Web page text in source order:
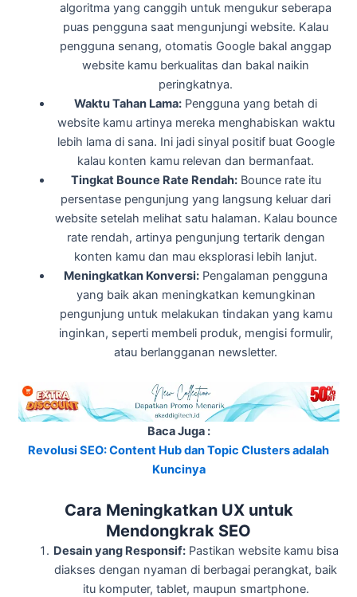
algoritma yang canggih untuk mengukur seberapa
puas pengguna saat mengunjungi website. Kalau
pengguna senang, otomatis Google bakal anggap
website kamu berkualitas dan bakal naikin
peringkatnya.
Waktu Tahan Lama: Pengguna yang betah di
website kamu artinya mereka menghabiskan waktu
lebih lama di sana. Ini jadi sinyal positif buat Google
kalau konten kamu relevan dan bermanfaat.
Tingkat Bounce Rate Rendah:Bounce rate itu
persentase pengunjung yang langsung keluar dari
website setelah melihat satu halaman. Kalau bounce
rate rendah, artinya pengunjung tertarik dengan
konten kamu dan mau eksplorasi lebih lanjut.
Meningkatkan Konversi: Pengalaman pengguna
yang baik akan meningkatkan kemungkinan
pengunjung untuk melakukan tindakan yang kamu
inginkan, seperti membeli produk, mengisi formulir,
atau berlangganan newsletter.
Baca Juga :
Revolusi SEO: Content Hub dan Topic Clusters adalah
Kuncinya
Cara Meningkatkan UX untuk
Mendongkrak SEO
Desain yang Responsif:Pastikan website kamu bisa
diakses dengan nyaman di berbagai perangkat, baik
itu komputer, tablet, maupun smartphone.